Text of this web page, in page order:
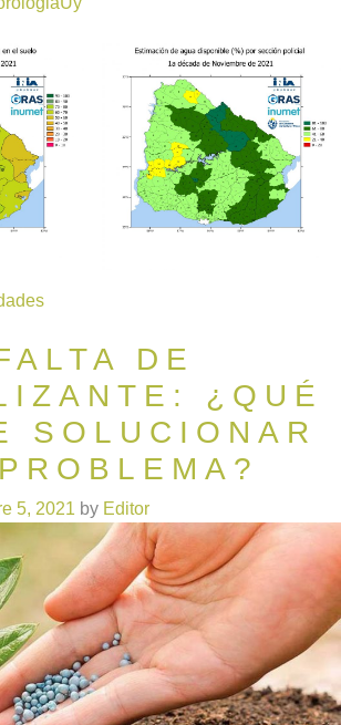
DE
¿QUÉ
SOLUCIONAR
5, 2021 by Editor